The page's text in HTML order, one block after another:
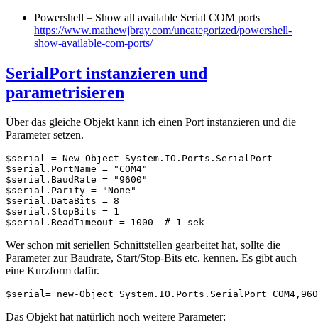
Powershell – Show all available Serial COM ports
https://www.mathewjbray.com/uncategorized/powershell-
show-available-com-ports/
SerialPort instanzieren und
parametrisieren
Über das gleiche Objekt kann ich einen Port instanzieren und die
Parameter setzen.
$serial = New-Object System.IO.Ports.SerialPort
$serial.PortName = "COM4"
$serial.BaudRate = "9600"
$serial.Parity = "None"
$serial.DataBits = 8
$serial.StopBits = 1
Wer schon mit seriellen Schnittstellen gearbeitet hat, sollte die
Parameter zur Baudrate, Start/Stop-Bits etc. kennen. Es gibt auch
eine Kurzform dafür.
$serial= new-Object System.IO.Ports.SerialPort
Das Objekt hat natürlich noch weitere Parameter: